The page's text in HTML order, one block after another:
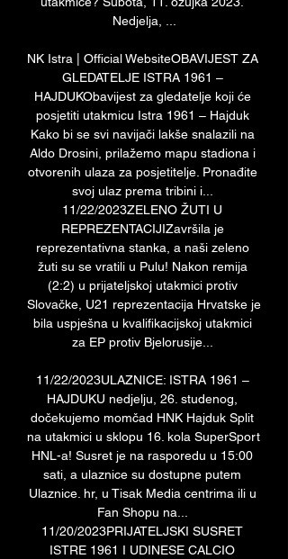
Nedjelja, ...
NK Istra | Official WebsiteOBAVIJEST ZA
GLEDATELJE ISTRA 1961 –
HAJDUKObavijest za gledatelje koji će
posjetiti utakmicu Istra 1961 – Hajduk
Kako bi se svi navijači lakše snalazili na
Aldo Drosini, prilažemo mapu stadiona i
otvorenih ulaza za posjetitelje. Pronađite
svoj ulaz prema tribini i...
11/22/2023ZELENO ŽUTI U
REPREZENTACIJIZavršila je
reprezentativna stanka, a naši zeleno
žuti su se vratili u Pulu! Nakon remija
(2:2) u prijateljskoj utakmici protiv
Slovačke, U21 reprezentacija Hrvatske je
bila uspješna u kvalifikacijskoj utakmici
za EP protiv Bjelorusije...
11/22/2023ULAZNICE: ISTRA 1961 –
HAJDUKU nedjelju, 26. studenog,
dočekujemo momčad HNK Hajduk Split
na utakmici u sklopu 16. kola SuperSport
HNL-a! Susret je na rasporedu u 15:00
sati, a ulaznice su dostupne putem
Ulaznice. hr, u Tisak Media centrima ili u
Fan Shopu na...
11/20/2023PRIJATELJSKI SUSRET
ISTRE 1961 I UDINESE CALCIO